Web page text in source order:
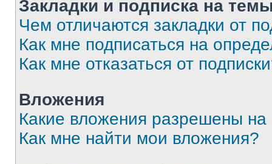
Закладки и подписка на
Чем отличаются закладки от
Как мне подписаться на
Как мне отказаться от
Вложения
Какие вложения разрешены
Как мне найти мои вложения?